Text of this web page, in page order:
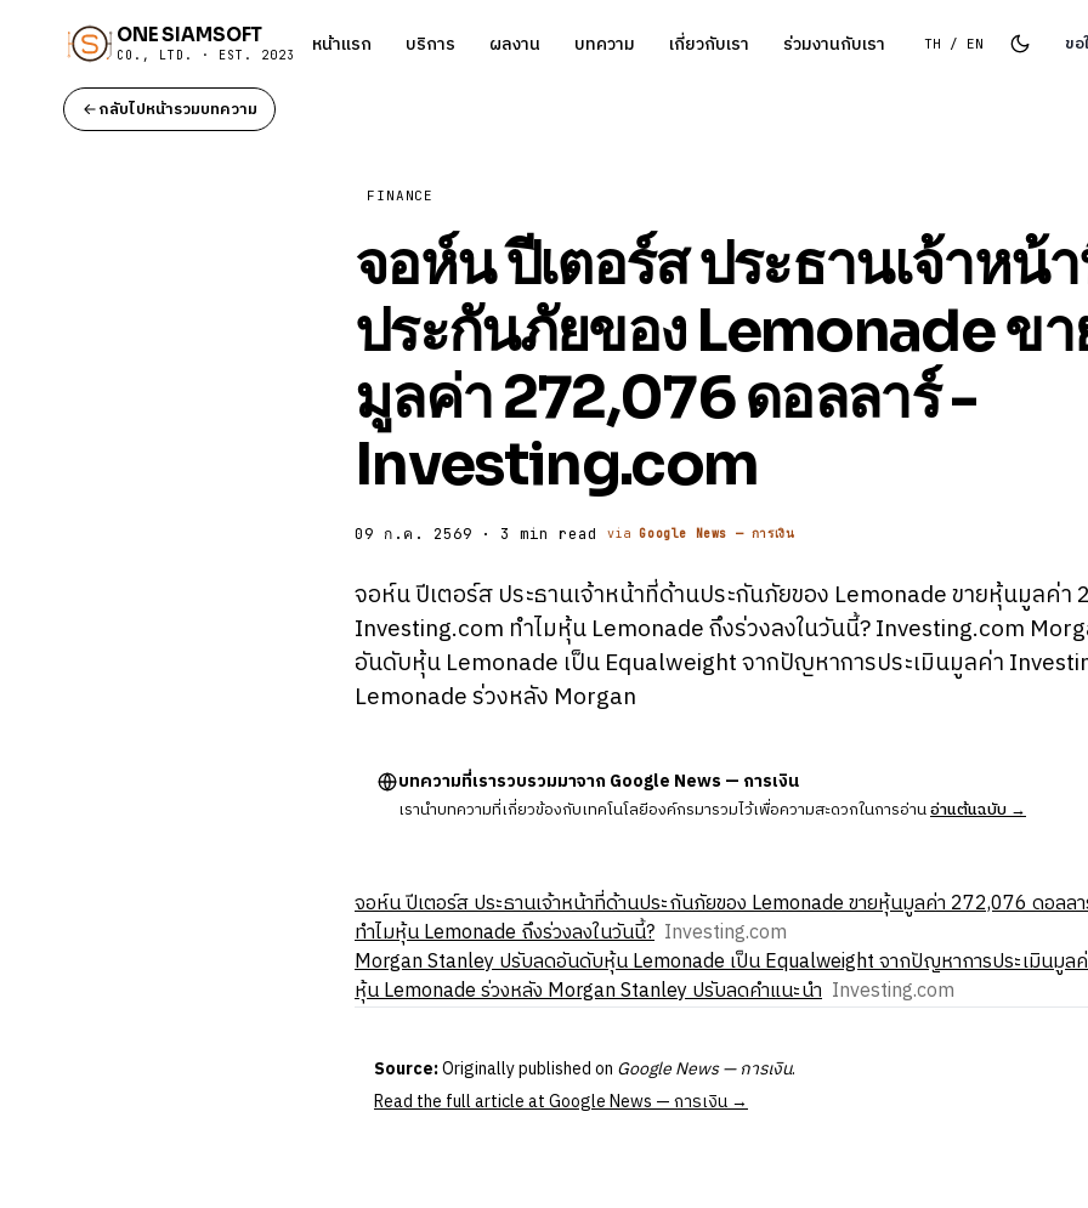
ONE SIAMSOFT
CO., LTD. · EST. 2023 หน้าแรก บริการ ผลงาน บทความ เกี่ยวกับเรา ร่วมงานกับเรา TH / EN ขอ
กลับไปหน้ารวมบทความ
FINANCE
จอห์น ปีเตอร์ส ประธานเจ้าหน้
ประกันภัยของ Lemonade ข
มูลค่า 272,076 ดอลลาร์ -
Investing.com
09 ก.ค. 2569 · 3 min read viaGoogle News — การเงิน
จอห์น ปีเตอร์ส ประธานเจ้าหน้าที่ด้านประกันภัยของ Lemonade ขายหุ้นมูลค่า
Investing.com ทําไมหุ้น Lemonade ถึงร่วงลงในวันนี้? Investing.com
อันดับหุ้น Lemonade เป็น Equalweight จากปัญหาการประเมินมูลค่า
Lemonade ร่วงหลัง Morgan
บทความที่เรารวบรวมมาจาก Google News — การเงิน
เรานำบทความที่เกี่ยวข้องกับเทคโนโลยีองค์กรมารวมไว้เพื่อความสะดวกในการอ่านอ่านต้นฉบับ →
จอห์น ปีเตอร์ส ประธานเจ้าหน้าที่ด้านประกันภัยของ Lemonade ขายหุ้นมูลค่า 272,076 ดอลล
ทําไมหุ้น Lemonade ถึงร่วงลงในวันนี้? Investing.com
Morgan Stanley ปรับลดอันดับหุ้น Lemonade เป็น Equalweight จากปัญหาการประเมินมูล
หุ้น Lemonade ร่วงหลัง Morgan Stanley ปรับลดคําแนะนํา Investing.com
Source:Originally published on Google News — การเงิน.
Read the full article at Google News — การเงิน →